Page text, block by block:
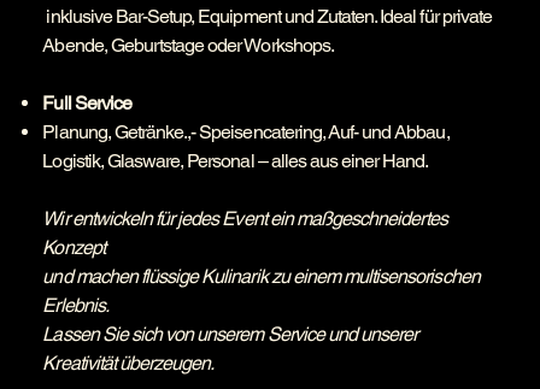
inklusive Bar-Setup, Equipment und Zutaten. Ideal für private
Abende, Geburtstage oder Workshops.
Full Service
Planung, Getränke.,- Speisencatering, Auf- und Abbau,
Logistik, Glasware, Personal – alles aus einer Hand.
Wir entwickeln für jedes Event ein maßgeschneidertes
Konzept
und machen flüssige Kulinarik zu einem multisensorischen
Erlebnis.
Lassen Sie sich von unserem Service und unserer
Kreativität überzeugen.